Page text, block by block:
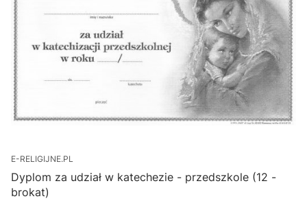
E-RELIGIJNE.PL
Dyplom za udział w katechezie - przedszkole (12 -
brokat)